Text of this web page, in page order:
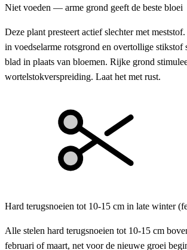
Niet voeden — arme grond geeft de beste bloei
Deze plant presteert actief slechter met
in voedselarme rotsgrond en overtollige stikstof
blad in plaats van bloemen. Rijke grond
wortelstokverspreiding. Laat het met rust.
Hard terugsnoeien tot 10-15 cm in late winter
Alle stelen hard terugsnoeien tot 10-15 cm
februari of maart, net voor de nieuwe groei